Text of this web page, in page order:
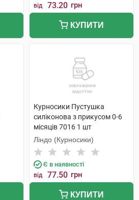
від 73.20 грн
КУПИТИ
Курносики Пустушка
силіконова з прикусом 0-6
місяців 7016 1 шт
Ліндо (Курносики)
Є в наявності
від 77.50 грн
КУПИТИ